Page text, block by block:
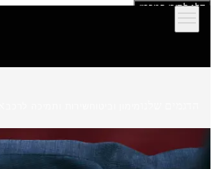
דלג לתוכן המרכזי